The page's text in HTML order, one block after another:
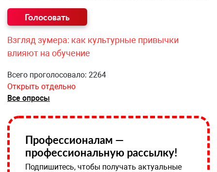
Взгляд зумера: как культурные привычки
влияют на обучение
Всего проголосовало: 2264
Открыть отдельно
Все опросы
Профессионалам —
профессиональную рассылку!
Подпишитесь, чтобы получать актуальные